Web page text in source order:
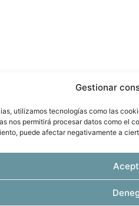
Gestionar
utilizamos tecnologías como las
nos permitirá procesar datos como el
puede afectar negativamente a